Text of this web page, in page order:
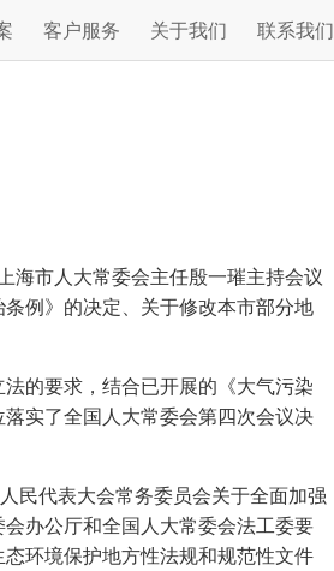
客户服务 关于我们 联系我们
海市人大常委会主任殷一璀主持会议
例》的决定、关于修改本市部分地
的要求，结合已开展的《大气污染
实了全国人大常委会第四次会议决
民代表大会常务委员会关于全面加强
办公厅和全国人大常委会法工委要
环境保护地方性法规和规范性文件